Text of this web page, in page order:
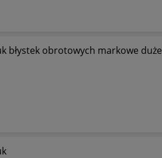
błystek obrotowych markowe duże